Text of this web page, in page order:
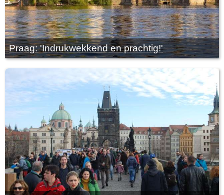
Praag: 'Indrukwekkend en prachtig!'